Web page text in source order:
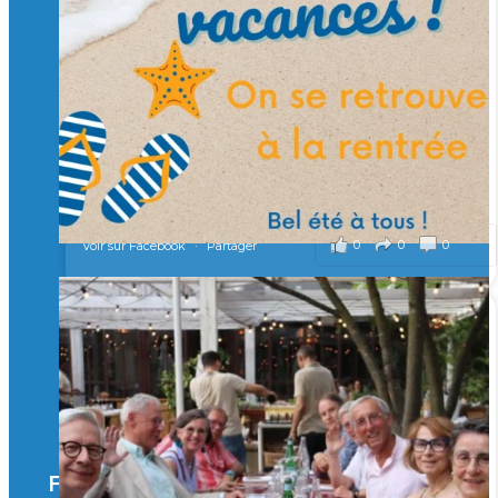
d’ingénieurs de demain. 🙏
Merci à tous !
🎯 Taxe d’apprentissage 2026 : avec l'Isep, investissez pour
un numérique au service de l'humain !
À l’Isep, nous formons des ingénieurs, des bachelors, des
Mastères Spécialisés, qui allient excellence technologique et
valeurs humaines, au cœur de notre pro
...Voir plus
il y a 2 mois
0 0 0
Voir sur Facebook · Partager
🚀Afterwork à Genève 🚀
🥳 Le 22 avril dernier, 14 Alumni vivant / travaillant
en Suisse ont partagé un moment convivial de
retrouvailles et d'échanges !
Merci à tous pour votre présence et à Alexandre
CHEA pour l'organisation !
Facebook